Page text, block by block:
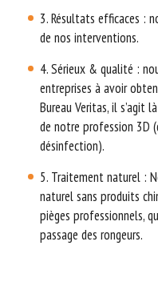
3. Résultats efficaces :
de nos interventions.
4. Sérieux & qualité :
entreprises à avoir
Bureau Veritas, il s’agit
de notre profession 3D
désinfection).
5. Traitement naturel :
naturel sans produits
pièges professionnels,
passage des rongeurs.